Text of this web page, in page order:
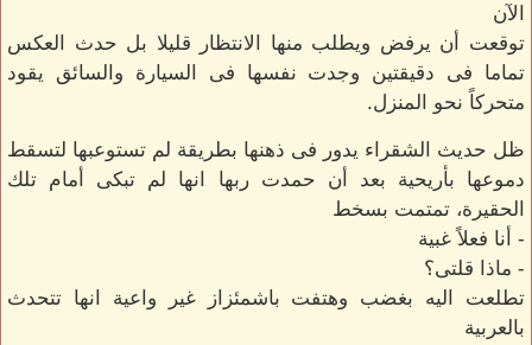
الآن
توقعت أن يرفض ويطلب منها الانتظار قليلا بل حدث العكس
تماما فى دقيقتين وجدت نفسها فى السيارة والسائق يقود
متحركاً نحو المنزل.
ظل حديث الشقراء يدور فى ذهنها بطريقة لم تستوعبها لتسقط
دموعها بأريحية بعد أن حمدت ربها انها لم تبكى أمام تلك
الحقيرة، تمتمت بسخط
- أنا فعلاً غبية
- ماذا قلتى؟
تطلعت اليه بغضب وهتفت باشمئزاز غير واعية انها تتحدث
بالعربية